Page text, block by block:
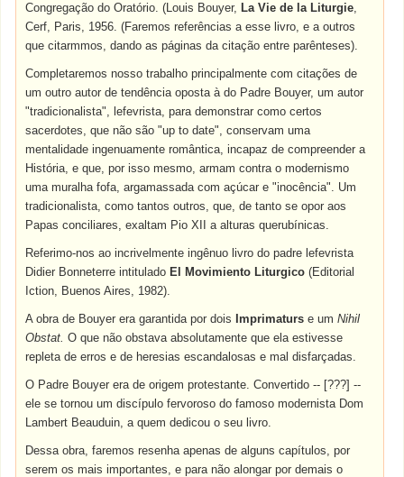
Congregação do Oratório. (Louis Bouyer, La Vie de la Liturgie,
Cerf, Paris, 1956. (Faremos referências a esse livro, e a outros
que citarmmos, dando as páginas da citação entre parênteses).
Completaremos nosso trabalho principalmente com citações de
um outro autor de tendência oposta à do Padre Bouyer, um autor
"tradicionalista", lefevrista, para demonstrar como certos
sacerdotes, que não são "up to date", conservam uma
mentalidade ingenuamente romântica, incapaz de compreender a
História, e que, por isso mesmo, armam contra o modernismo
uma muralha fofa, argamassada com açúcar e "inocência". Um
tradicionalista, como tantos outros, que, de tanto se opor aos
Papas conciliares, exaltam Pio XII a alturas querubínicas.
Referimo-nos ao incrivelmente ingênuo livro do padre lefevrista
Didier Bonneterre intitulado El Movimiento Liturgico(Editorial
Iction, Buenos Aires, 1982).
A obra de Bouyer era garantida por dois Imprimaturs e umNihil
Obstat.O que não obstava absolutamente que ela estivesse
repleta de erros e de heresias escandalosas e mal disfarçadas.
O Padre Bouyer era de origem protestante. Convertido -- [???] --
ele se tornou um discípulo fervoroso do famoso modernista Dom
Lambert Beauduin, a quem dedicou o seu livro.
Dessa obra, faremos resenha apenas de alguns capítulos, por
serem os mais importantes, e para não alongar por demais o